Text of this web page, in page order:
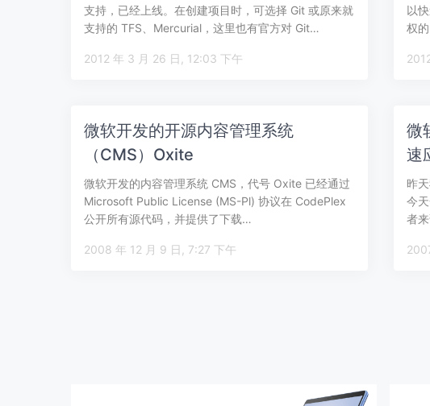
支持，已经上线。在创建项目时，可选择 Git 或原来就
支持的 TFS、Mercurial，这里也有官方对 Git…
2012 年 3 月 26 日, 12:03 下午
以
权
微软开发的开源内容管理系统
（CMS）Oxite
微软开发的内容管理系统 CMS，代号 Oxite 已经通过
Microsoft Public License (MS-Pl) 协议在 CodePlex
公开所有源代码，并提供了下载…
2008 年 12 月 9 日, 7:27 下午
微
速
昨
今
者